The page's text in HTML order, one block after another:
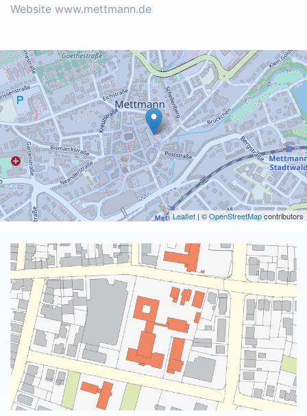
Website www.mettmann.de
Leaflet | ©OpenStreetMapcontributors